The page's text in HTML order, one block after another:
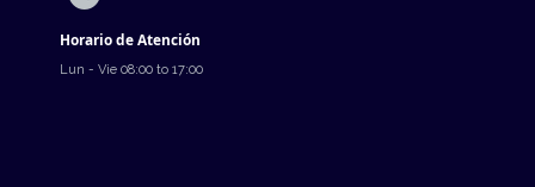
Horario de Atención
Lun - Vie 08:00 to 17:00